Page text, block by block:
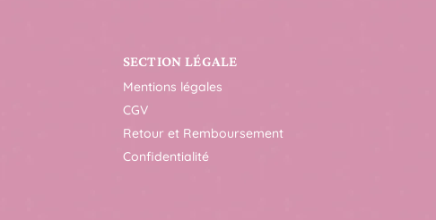
SECTION LÉGALE
Mentions légales
CGV
Retour et Remboursement
Confidentialité